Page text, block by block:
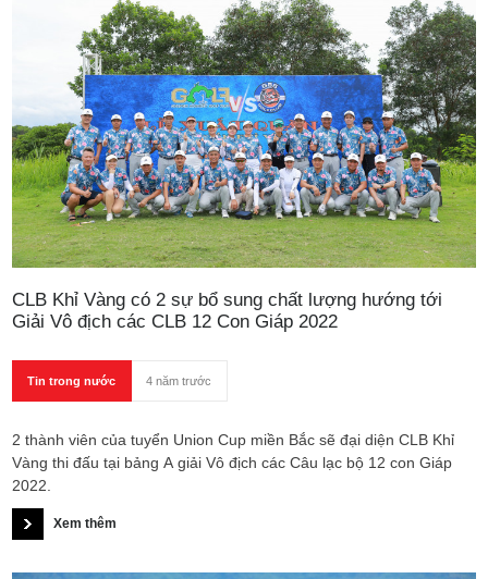
CLB Khỉ Vàng có 2 sự bổ sung chất lượng hướng tới
Giải Vô địch các CLB 12 Con Giáp 2022
Tin trong nước 4 năm trước
2 thành viên của tuyển Union Cup miền Bắc sẽ đại diện CLB Khỉ
Vàng thi đấu tại bảng A giải Vô địch các Câu lạc bộ 12 con Giáp
2022.
Xem thêm